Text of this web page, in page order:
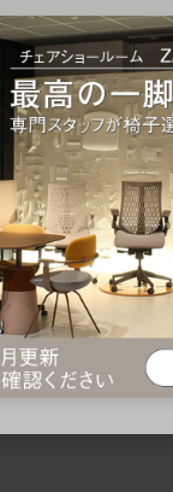
いたします。